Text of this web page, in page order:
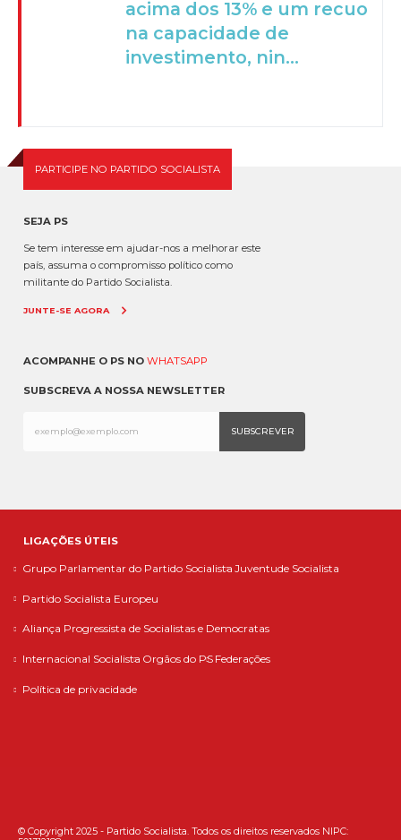
acima dos 13% e um recuo
na capacidade de
investimento, nin...
PARTICIPE NO PARTIDO SOCIALISTA
SEJA PS
Se tem interesse em ajudar-nos a melhorar este
país, assuma o compromisso político como
militante do Partido Socialista.
JUNTE-SE AGORA
ACOMPANHE O PS NO WHATSAPP
SUBSCREVA A NOSSA NEWSLETTER
LIGAÇÕES ÚTEIS
Grupo Parlamentar do Partido Socialista Juventude Socialista
Partido Socialista Europeu
Aliança Progressista de Socialistas e Democratas
Internacional Socialista Orgãos do PS Federações
Política de privacidade
© Copyright 2025 - Partido Socialista. Todos os direitos reservados NIPC: